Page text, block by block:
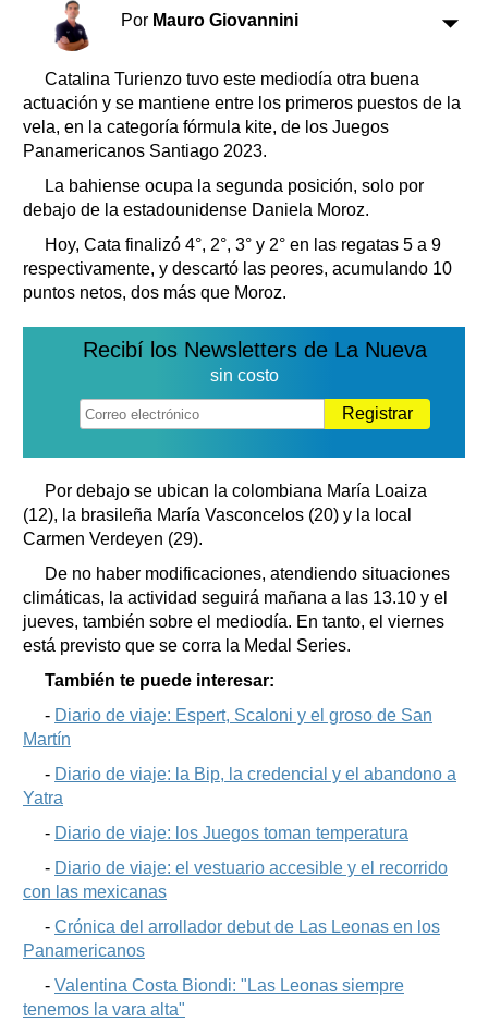
Clasificados
Horóscopo
Suplementos
Servicios
Farmacias
Transportes
Loterías
Datos Útiles
Fúnebres
Edictos
Teléfonos de urgencia
Por Mauro Giovannini
Catalina Turienzo tuvo este mediodía otra buena
actuación y se mantiene entre los primeros puestos de la
vela, en la categoría fórmula kite, de los Juegos
Panamericanos Santiago 2023.
La bahiense ocupa la segunda posición, solo por
debajo de la estadounidense Daniela Moroz.
Hoy, Cata finalizó 4°, 2°, 3° y 2° en las regatas 5 a 9
respectivamente, y descartó las peores, acumulando 10
puntos netos, dos más que Moroz.
Recibí los Newsletters de La Nueva
sin costo
Registrar
Por debajo se ubican la colombiana María Loaiza
(12), la brasileña María Vasconcelos (20) y la local
Carmen Verdeyen (29).
De no haber modificaciones, atendiendo situaciones
climáticas, la actividad seguirá mañana a las 13.10 y el
jueves, también sobre el mediodía. En tanto, el viernes
está previsto que se corra la Medal Series.
También te puede interesar:
- Diario de viaje: Espert, Scaloni y el groso de San
Martín
- Diario de viaje: la Bip, la credencial y el abandono a
Yatra
- Diario de viaje: los Juegos toman temperatura
- Diario de viaje: el vestuario accesible y el recorrido
con las mexicanas
- Crónica del arrollador debut de Las Leonas en los
Panamericanos
- Valentina Costa Biondi: "Las Leonas siempre
tenemos la vara alta"